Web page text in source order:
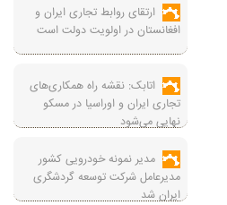
ارتقای روابط تجاری ایران و
افغانستان در اولویت دولت است
اتابک: نقشه راه همکاری‌های
تجاری ایران و اوراسیا در مسکو
نهایی می‌شود
مدیر نمونه خودرویی کشور
مدیرعامل شرکت توسعه گردشگری
ایران شد